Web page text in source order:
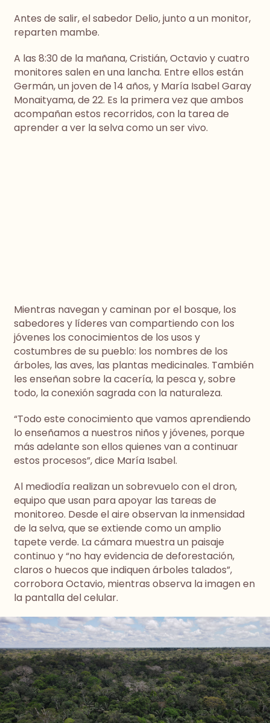
Antes de salir, el sabedor Delio, junto a un monitor,
reparten mambe.
A las 8:30 de la mañana, Cristián, Octavio y cuatro
monitores salen en una lancha. Entre ellos están
Germán, un joven de 14 años, y María Isabel Garay
Monaityama, de 22. Es la primera vez que ambos
acompañan estos recorridos, con la tarea de
aprender a ver la selva como un ser vivo.
Mientras navegan y caminan por el bosque, los
sabedores y líderes van compartiendo con los
jóvenes los conocimientos de los usos y
costumbres de su pueblo: los nombres de los
árboles, las aves, las plantas medicinales. También
les enseñan sobre la cacería, la pesca y, sobre
todo, la conexión sagrada con la naturaleza.
“Todo este conocimiento que vamos aprendiendo
lo enseñamos a nuestros niños y jóvenes, porque
más adelante son ellos quienes van a continuar
estos procesos”, dice María Isabel.
Al mediodía realizan un sobrevuelo con el dron,
equipo que usan para apoyar las tareas de
monitoreo. Desde el aire observan la inmensidad
de la selva, que se extiende como un amplio
tapete verde. La cámara muestra un paisaje
continuo y “no hay evidencia de deforestación,
claros o huecos que indiquen árboles talados”,
corrobora Octavio, mientras observa la imagen en
la pantalla del celular.